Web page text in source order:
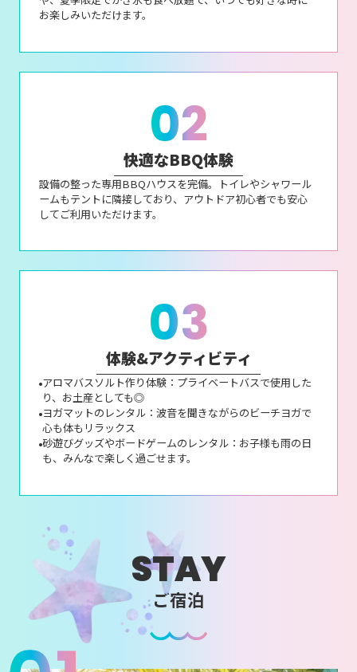
お楽しみいただけます。
02
快適なBBQ体験
設備の整った専用BBQハウスを完備。トイレやシャワール
ームもテントに隣接しており、アウトドア初心者でも安心
してご利用いただけます。
03
体験&アクティビティ
アロマバスソルト作り体験：プライベートバスで使用した
り、お土産としても◎
ヨガマットのレンタル：波音を聞きながらのビーチヨガで
心も体もリラックス
砂遊びグッズやボードゲームのレンタル：お子様も雨の日
も、みんなで楽しく過ごせます。
STAY
ご宿泊